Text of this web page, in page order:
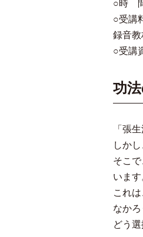
○時
○受講
録音
○受講
功
「張
しか
そこ
います
これ
なかろ
どう